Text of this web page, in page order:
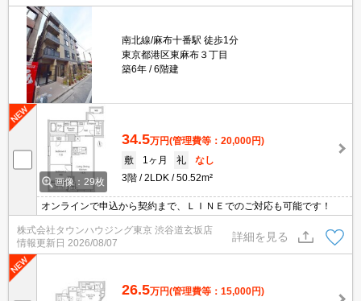
南北線/麻布十番駅 徒歩1分
東京都港区東麻布３丁目
築6年
6階建
画像：29枚
34.5万円(管理費等：20,000円)
敷
1ヶ月 礼
なし
3階
2LDK 50.52m²
オンラインで申込から契約まで、ＬＩＮＥでのご対応も可能です！
株式会社タウンハウジング東京 渋谷道玄坂店
情報更新日 2026/08/07
詳細を見る
26.5万円(管理費等：15,000円)